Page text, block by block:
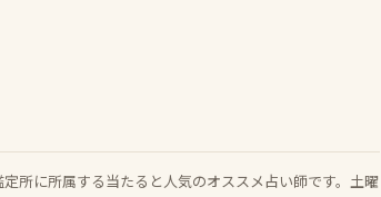
所に所属する当たると人気のオススメ占い師です。土曜